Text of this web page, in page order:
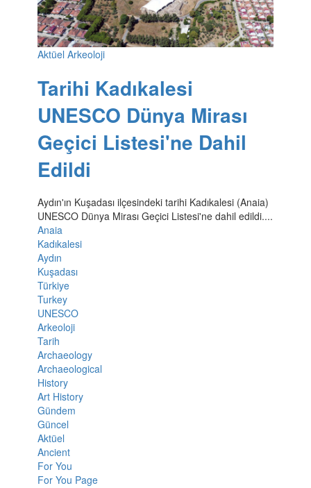
Aktüel Arkeoloji
Tarihi Kadıkalesi
UNESCO Dünya Mirası
Geçici Listesi'ne Dahil
Edildi
Aydın'ın Kuşadası ilçesindeki tarihi Kadıkalesi (Anaia)
UNESCO Dünya Mirası Geçici Listesi'ne dahil edildi....
Anaia
Kadıkalesi
Aydın
Kuşadası
Türkiye
Turkey
UNESCO
Arkeoloji
Tarih
Archaeology
Archaeological
History
Art History
Gündem
Güncel
Aktüel
Ancient
For You
For You Page